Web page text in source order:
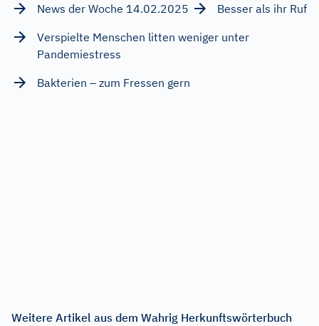
News der Woche 14.02.2025
Besser als ihr Ruf
Verspielte Menschen litten weniger unter
Pandemiestress
Bakterien – zum Fressen gern
Weitere Artikel aus dem Wahrig Herkunftswörterbuch